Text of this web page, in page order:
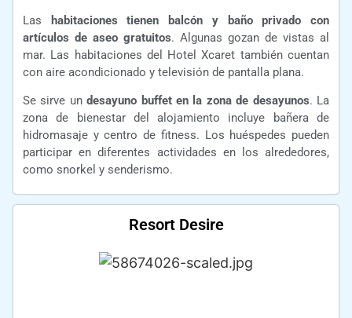
Las
habitaciones tienen balcón y baño privado con
artículos de aseo gratuitos. Algunas gozan de vistas al
mar. Las habitaciones del Hotel Xcaret también cuentan
con aire acondicionado y televisión de pantalla plana.
Se sirve undesayuno buffet en la zona de desayunos. La
zona de bienestar del alojamiento incluye bañera de
hidromasaje y centro de fitness. Los huéspedes pueden
participar en diferentes actividades en los alrededores,
como snorkel y senderismo.
Resort Desire